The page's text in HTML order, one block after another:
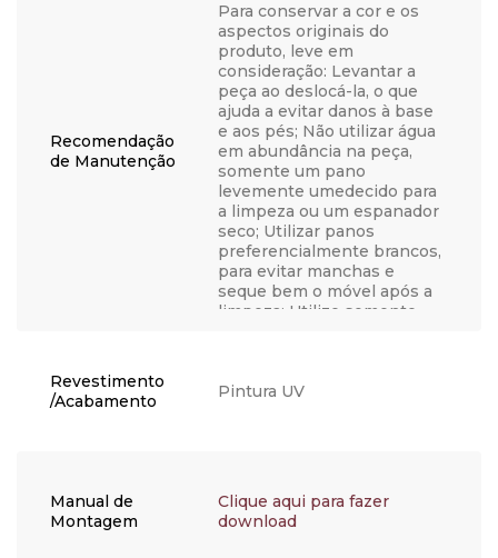
Recomendação
de Manutenção
Para conservar a cor e os
aspectos originais do
produto, leve em
consideração: Levantar a
peça ao deslocá-la, o que
ajuda a evitar danos à base
e aos pés; Não utilizar água
em abundância na peça,
somente um pano
levemente umedecido para
a limpeza ou um espanador
seco; Utilizar panos
preferencialmente brancos,
para evitar manchas e
seque bem o móvel após a
limpeza; Utilize somente
não neutros ou produtos de
diretamente em cima do
móvel para não causar
bolhas, manchas ou outros
Revestimento
/Acabamento
Pintura UV
Manual de
Montagem
Clique aqui para fazer
download